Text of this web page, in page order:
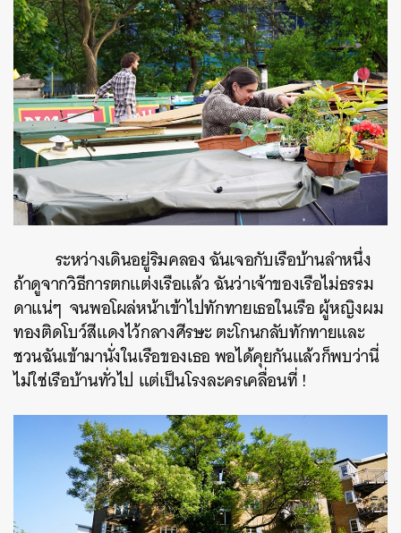
ระหว่างเดินอยู่ริมคลอง ฉันเจอกับเรือบ้านลำหนึ่ง
ถ้าดูจากวิธีการตกแต่งเรือแล้ว ฉันว่าเจ้าของเรือไม่ธรรม
ดาแน่ๆ จนพอโผล่หน้าเข้าไปทักทายเธอในเรือ ผู้หญิงผม
ทองติดโบว์สีแดงไว้กลางศีรษะ ตะโกนกลับทักทายและ
ชวนฉันเข้ามานั่งในเรือของเธอ พอได้คุยกันแล้วก็พบว่านี่
ไม่ใช่เรือบ้านทั่วไป แต่เป็นโรงละครเคลื่อนที่ !
ค้นหา
SHARE TWEET LINE EMAIL